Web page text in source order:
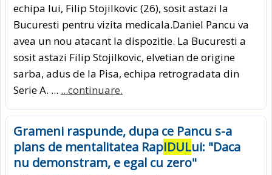
echipa lui, Filip Stojilkovic (26), sosit astazi la
Bucuresti pentru vizita medicala.Daniel Pancu va
avea un nou atacant la dispozitie. La Bucuresti a
sosit astazi Filip Stojilkovic, elvetian de origine
sarba, adus de la Pisa, echipa retrogradata din
Serie A. ... ...continuare.
Grameni raspunde, dupa ce Pancu s-a
plans de mentalitatea RapIDULui: "Daca
nu demonstram, e egal cu zero"